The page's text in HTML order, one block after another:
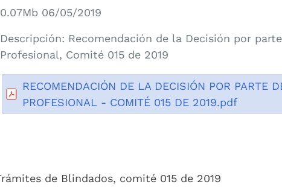
0.07Mb 06/05/2019
Descripción: Recomendación de la Decisión por
Profesional, Comité 015 de 2019
RECOMENDACIÓN DE LA DECISIÓN POR PARTE
PROFESIONAL - COMITÉ 015 DE 2019.pdf
de Blindados, comité 015 de 2019